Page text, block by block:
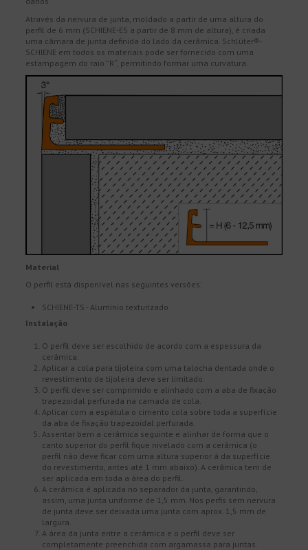
Através da nervura de junta, moldado a partir de uma altura do
perfil de 6 mm (SCHIENE-ES a partir de 8 mm de altura), é criada
uma câmara de junta definida do lado da cerâmica. Schlüter®-
SCHIENE em todos os materiais pode ser fornecido com uma
estampagem do raio ”R“, permitindo formar uma curvatura.
Material
O perfil está disponível nas seguintes versões:
SCHIENE-TS - Aluminio texturizado
Instalação
O perfil deve ser escolhido de acordo com a espessura da
cerâmica.
Aplicar a cola para tijoleira com uma talocha dentada onde o
revestimento de tijoleira deve ser limitado.
O perfil deve ser comprimido e alinhado com a aba de fixação
trapezoidal perfurada na camada de cola.
Aplicar com a espátula o cimento cola sobre toda a superfície
da aba de fixação trapezoidal perfurada.
Assentar bem a cerâmica seguinte e alinhar de forma que o
canto superior do perfil fique nivelado com a cerâmica (o
perfil não deve ficar com uma altura superior à da superfície
do revestimento, antes até 1 mm abaixo). A cerâmica tem de
ser aplicada em toda a área do perfil.
A cerâmica é aplicada no separador da junta, garantindo,
assim, uma junta uniforme de 1,5 mm. Nos perfis sem nervura
de junta deve ser deixada uma junta com aprox. 1,5 mm de
largura.
A área da junta entre a cerâmica e o perfil deve ser
completamente preenchida com argamassa para juntas.